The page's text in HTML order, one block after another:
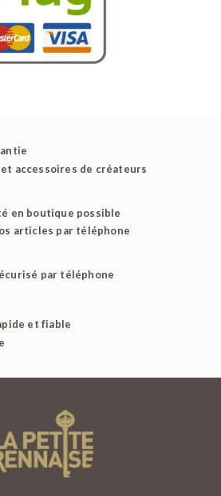
accessoires de créateurs
en boutique possible
articles par téléphone
par téléphone
et fiable